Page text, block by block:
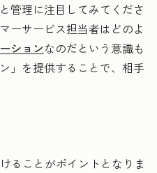
管理に注目してみてくださ
ーサービス担当者はどのよ
ションなのだという意識も
」を提供することで、相手
ることがポイントとなりま